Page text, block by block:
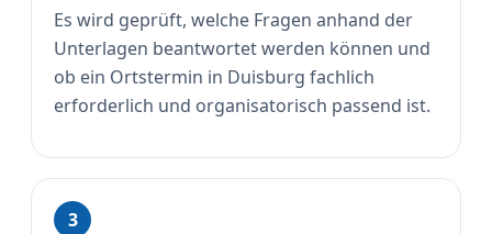
Es wird geprüft, welche Fragen anhand der
Unterlagen beantwortet werden können und
ob ein Ortstermin in Duisburg fachlich
erforderlich und organisatorisch passend ist.
3